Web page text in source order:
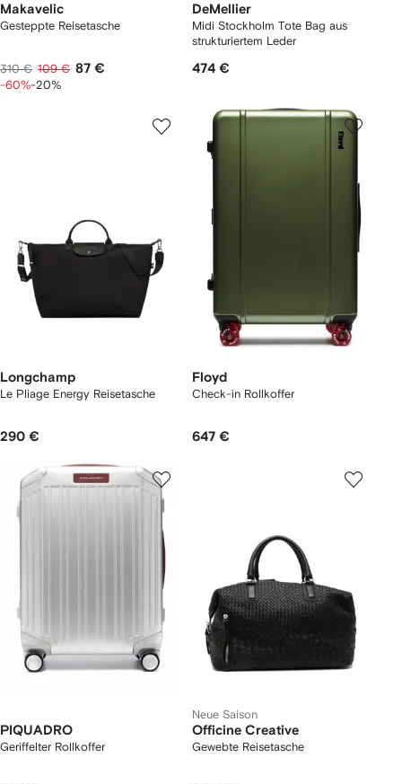
Makavelic
Gesteppte Reisetasche
310 € 109 € 87 €
-60%-20%
DeMellier
Midi Stockholm Tote Bag aus
strukturiertem Leder
474 €
Longchamp
Le Pliage Energy Reisetasche
290 €
Floyd
Check-in Rollkoffer
647 €
PIQUADRO
Geriffelter Rollkoffer
Neue Saison
Officine Creative
Gewebte Reisetasche